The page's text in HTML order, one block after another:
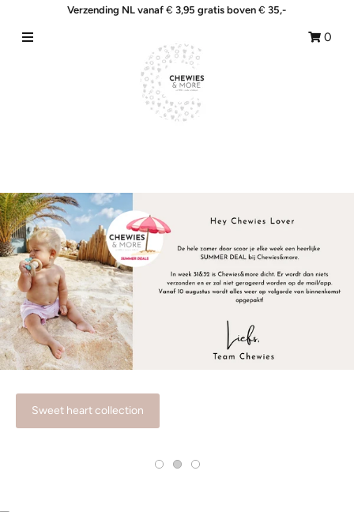
Giftsets
Blogs
SALE!
Nieuw binnen !
Meld je aan/Aanmaken
Stylish, Safe & Certified!
Heb je onze SALE pagina al gezien?
Verzending NL vanaf€3,95 gratis boven€35,-
0
Dino & Racecar collection
Sweet heart collection
Dino & Racecar collection